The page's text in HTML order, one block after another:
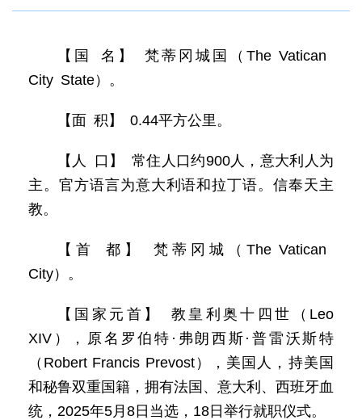
【国 名】 梵蒂冈城国（The Vatican
City State）。
【面 积】 0.44平方公里。
【人 口】 常住人口约900人，意大利人为
主。官方语言为意大利语和拉丁语。信奉天主
教。
【首 都】 梵蒂冈城（The Vatican
City）。
【国家元首】 教皇利奥十四世（Leo
XIV），原名罗伯特·弗朗西斯·普雷沃斯特
（Robert Francis Prevost），美国人，持美国
和秘鲁双重国籍，拥有法国、意大利、西班牙血
统，2025年5月8日当选，18日举行就职仪式。